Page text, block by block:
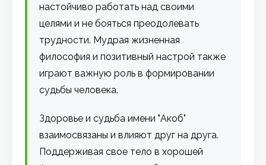
настойчиво работать над своими
целями и не бояться преодолевать
трудности. Мудрая жизненная
философия и позитивный настрой также
играют важную роль в формировании
судьбы человека.
Здоровье и судьба имени "Акоб"
взаимосвязаны и влияют друг на друга.
Поддерживая свое тело в хорошей